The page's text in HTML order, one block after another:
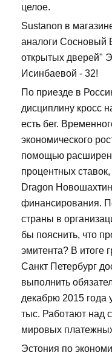
целое.
Sustanon в
аналоги Сосновый
открытых дверей"
Исинбаевой - 32!
По приезде в
дисциплину кросс
есть бег.
экономического
помощью
процентных
Dragon
финансирования.
страны в
бы пояснить, что
эмитента? В итоге
Санкт Петербург
выполнить
декабрю 2015 года
тыс. Работают над
мировых
Эстония по